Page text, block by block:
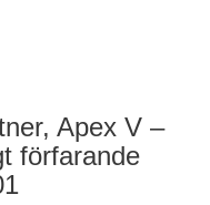
Apex V –
förfarande